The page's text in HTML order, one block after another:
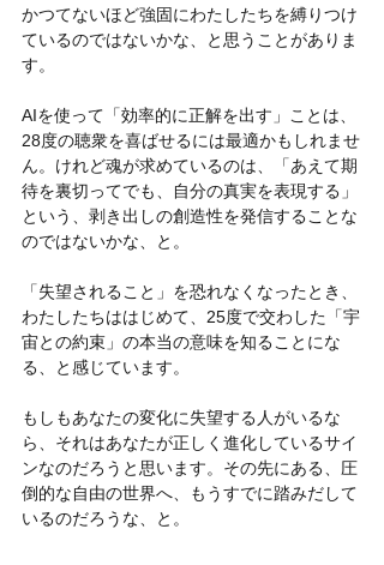
かつてないほど強固にわたしたちを縛りつけ
ているのではないかな、と思うことがありま
す。
AIを使って「効率的に正解を出す」ことは、
28度の聴衆を喜ばせるには最適かもしれませ
ん。けれど魂が求めているのは、「あえて期
待を裏切ってでも、自分の真実を表現する」
という、剥き出しの創造性を発信することな
のではないかな、と。
「失望されること」を恐れなくなったとき、
わたしたちははじめて、25度で交わした「宇
宙との約束」の本当の意味を知ることにな
る、と感じています。
もしもあなたの変化に失望する人がいるな
ら、それはあなたが正しく進化しているサイ
ンなのだろうと思います。その先にある、圧
倒的な自由の世界へ、もうすでに踏みだして
いるのだろうな、と。